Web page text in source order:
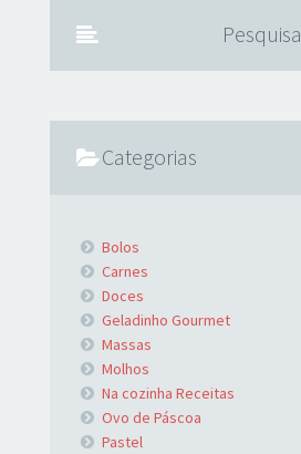
Pesquisa
Categorias
Bolos
Carnes
Doces
Geladinho Gourmet
Massas
Molhos
Na cozinha Receitas
Ovo de Páscoa
Pastel